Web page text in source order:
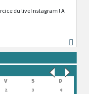
du live Instagram ! A
V S D
2 3
4